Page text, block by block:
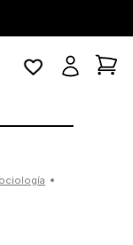
sociología